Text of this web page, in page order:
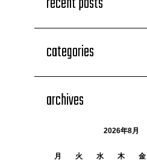
categories
archives
2026年8月
月 火 水 木 金